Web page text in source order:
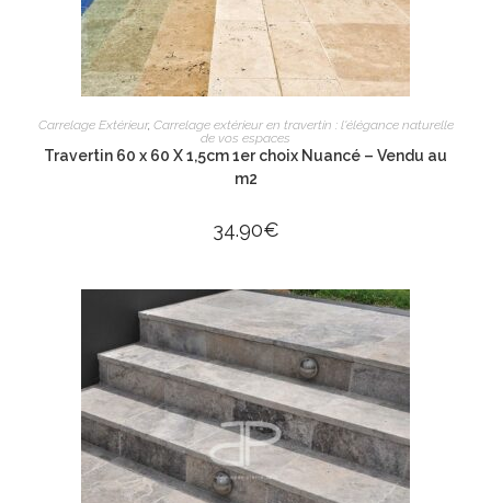
AJOUTER AU PANIER
Carrelage Extérieur, Carrelage extérieur en travertin : l'élégance naturelle
de vos espaces
Travertin 60 x 60 X 1,5cm 1er choix Nuancé – Vendu au
m2
34.90€